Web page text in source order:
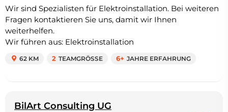
Wir sind Spezialisten für Elektroinstallation. Bei weiteren
Fragen kontaktieren Sie uns, damit wir Ihnen
weiterhelfen.
Wir führen aus: Elektroinstallation
62 KM 2 TEAMGRÖSSE 6+ JAHRE ERFAHRUNG
BilArt Consulting UG